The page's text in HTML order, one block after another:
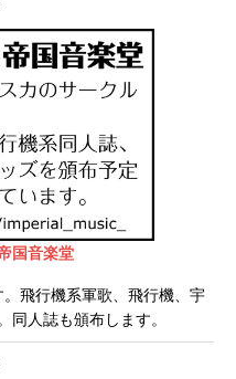
国音楽堂
飛行機系軍歌、飛行機、宇
人誌も頒布します。